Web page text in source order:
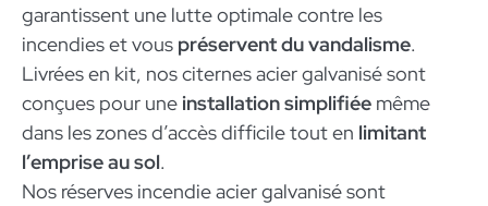
garantissent une lutte optimale contre les
incendies et vous préservent du vandalisme.
Livrées en kit, nos citernes acier galvanisé sont
conçues pour une installation simplifiée même
dans les zones d’accès difficile tout en limitant
l’emprise au sol.
Nos réserves incendie acier galvanisé sont